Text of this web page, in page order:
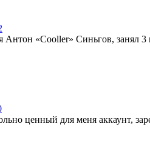
«Cooller» Синьгов, занял
ценный для меня аккаунт,